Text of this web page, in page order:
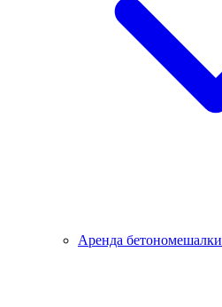
Аренда бетономешалки